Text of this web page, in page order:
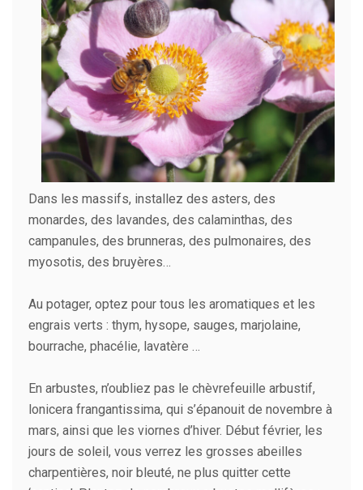
Dans les massifs, installez des asters, des
monardes, des lavandes, des calaminthas, des
campanules, des brunneras, des pulmonaires, des
myosotis, des bruyères…
Au potager, optez pour tous les aromatiques et les
engrais verts : thym, hysope, sauges, marjolaine,
bourrache, phacélie, lavatère …
En arbustes, n’oubliez pas le chèvrefeuille arbustif,
lonicera frangantissima, qui s’épanouit de novembre à
mars, ainsi que les viornes d’hiver. Début février, les
jours de soleil, vous verrez les grosses abeilles
charpentières, noir bleuté, ne plus quitter cette